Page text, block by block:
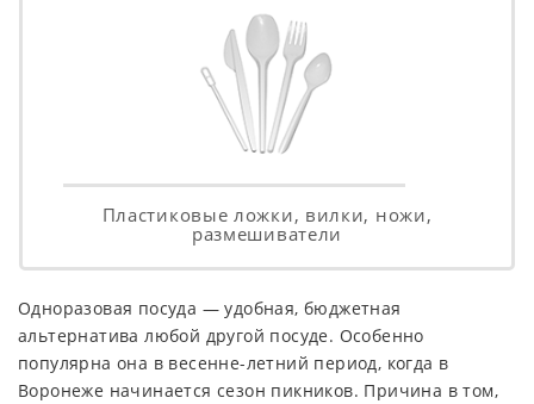
Пластиковые ложки, вилки, ножи,
размешиватели
Одноразовая посуда — удобная, бюджетная
альтернатива любой другой посуде. Особенно
популярна она в весенне-летний период, когда в
Воронеже начинается сезон пикников. Причина в том,